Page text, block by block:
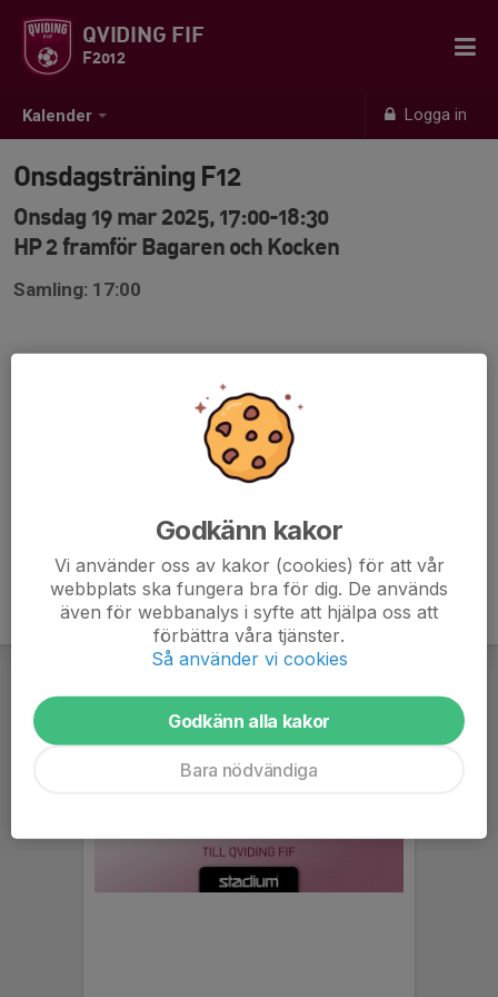
Kalender Logga in
QVIDING FIF
F2012
Onsdagsträning F12
Onsdag 19 mar 2025, 17:00-18:30
HP 2 framför Bagaren och Kocken
Samling: 17:00
Godkänn kakor
Vi använder oss av kakor (cookies) för att vår
webbplats ska fungera bra för dig. De används
även för webbanalys i syfte att hjälpa oss att
förbättra våra tjänster.
Så använder vi cookies
Godkänn alla kakor
Bara nödvändiga